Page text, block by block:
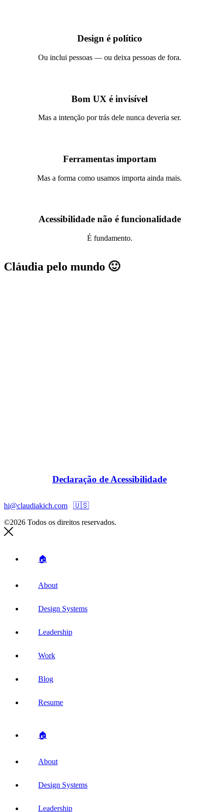
Design é político
Ou inclui pessoas — ou deixa pessoas de fora.
Bom UX é invisível
Mas a intenção por trás dele nunca deveria ser.
Ferramentas importam
Mas a forma como usamos importa ainda mais.
Acessibilidade não é funcionalidade
É fundamento.
Cláudia pelo mundo 🙂
Declaração de Acessibilidade
hi@claudiakich.com
🇺🇸
©2026 Todos os direitos reservados.
🏠
About
Design Systems
Leadership
Work
Blog
Resume
🏠
About
Design Systems
Leadership